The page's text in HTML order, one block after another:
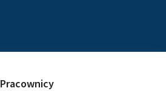
Pracownicy